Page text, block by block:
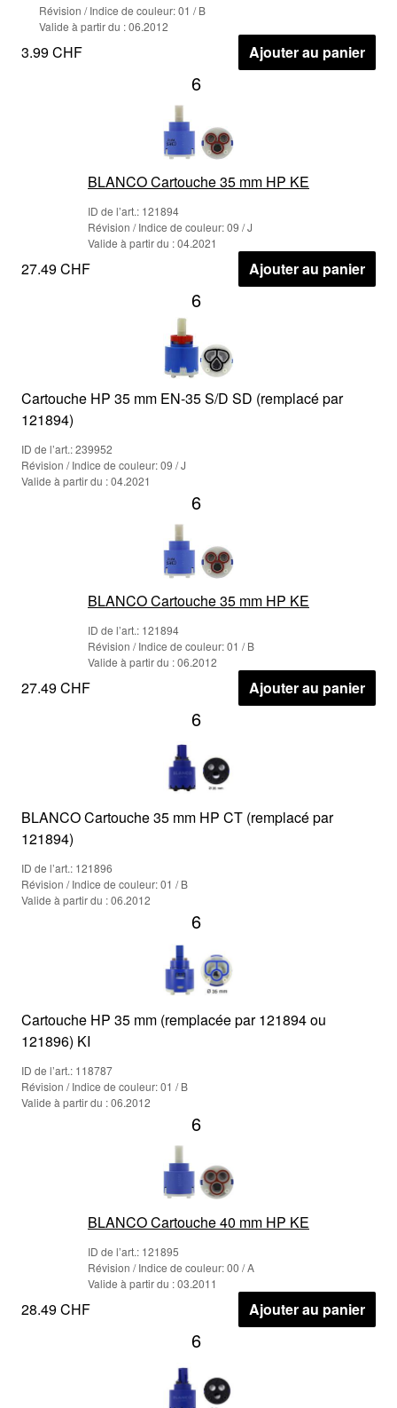
Révision / Indice de couleur: 01 / B
Valide à partir du : 06.2012
3.99 CHF Ajouter au panier
6
BLANCO Cartouche 35 mm HP KE
ID de l’art.: 121894
Révision / Indice de couleur: 09 / J
Valide à partir du : 04.2021
27.49 CHF Ajouter au panier
6
Cartouche HP 35 mm EN-35 S/D SD (remplacé par
121894)
ID de l’art.: 239952
Révision / Indice de couleur: 09 / J
Valide à partir du : 04.2021
6
BLANCO Cartouche 35 mm HP KE
ID de l’art.: 121894
Révision / Indice de couleur: 01 / B
Valide à partir du : 06.2012
27.49 CHF Ajouter au panier
6
BLANCO Cartouche 35 mm HP CT (remplacé par
121894)
ID de l’art.: 121896
Révision / Indice de couleur: 01 / B
Valide à partir du : 06.2012
6
Cartouche HP 35 mm (remplacée par 121894 ou
121896) KI
ID de l’art.: 118787
Révision / Indice de couleur: 01 / B
Valide à partir du : 06.2012
6
BLANCO Cartouche 40 mm HP KE
ID de l’art.: 121895
Révision / Indice de couleur: 00 / A
Valide à partir du : 03.2011
28.49 CHF Ajouter au panier
6